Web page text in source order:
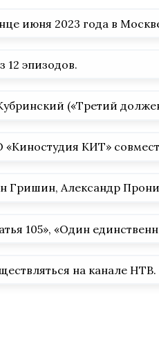
июня 2023 года в
12 эпизодов.
(«Третий
КИТ»
Гришин, Александр
105», «Один
на канале НТВ.